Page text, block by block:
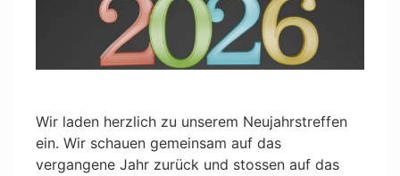
Wir laden herzlich zu unserem Neujahrstreffen
ein. Wir schauen gemeinsam auf das
vergangene Jahr zurück und stossen auf das